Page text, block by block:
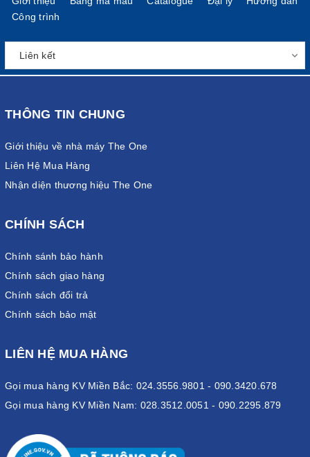
Công trình
THÔNG TIN CHUNG
Giới thiệu về nhà máy The One
Liên Hệ Mua Hàng
Nhận diện thương hiệu The One
CHÍNH SÁCH
Chính sánh bảo hành
Chính sách giao hàng
Chính sách đổi trả
Chính sách bảo mật
LIÊN HỆ MUA HÀNG
Gọi mua hàng KV Miền Bắc: 024.3556.9801 - 090.3420.678
Gọi mua hàng KV Miền Nam: 028.3512.0051 - 090.2295.879